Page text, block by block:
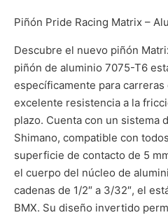
Piñón Pride Racing Matrix –
Descubre el nuevo piñón
piñón de aluminio 7075-T6
específicamente para carreras
excelente resistencia a la
plazo. Cuenta con un sistema
Shimano, compatible con
superficie de contacto de 5
el cuerpo del núcleo de
cadenas de 1/2″ a 3/32″, el
BMX. Su diseño invertido